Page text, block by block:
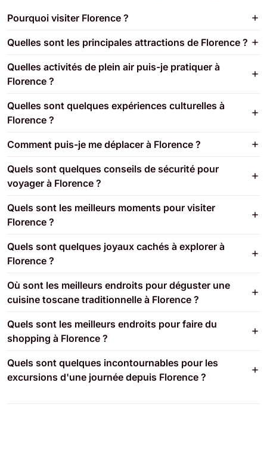
Pourquoi visiter Florence ?
Quelles sont les principales attractions de Florence ?
Quelles activités de plein air puis-je pratiquer à
Florence ?
Quelles sont quelques expériences culturelles à
Florence ?
Comment puis-je me déplacer à Florence ?
Quels sont quelques conseils de sécurité pour
voyager à Florence ?
Quels sont les meilleurs moments pour visiter
Florence ?
Quels sont quelques joyaux cachés à explorer à
Florence ?
Où sont les meilleurs endroits pour déguster une
cuisine toscane traditionnelle à Florence ?
Quels sont les meilleurs endroits pour faire du
shopping à Florence ?
Quels sont quelques incontournables pour les
excursions d'une journée depuis Florence ?